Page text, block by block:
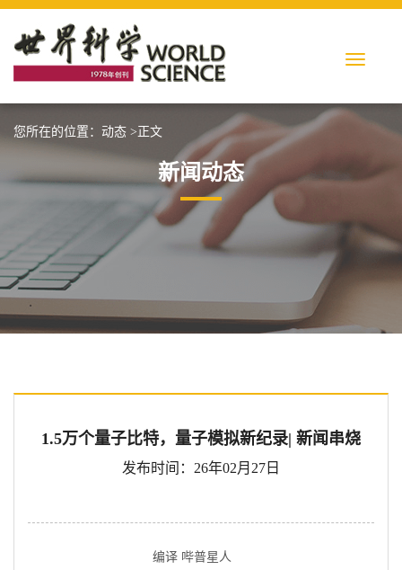
您所在的位置： 动态 >正文
新闻动态
1.5万个量子比特，量子模拟新纪录| 新闻串烧
发布时间：26年02月27日
编译 哔普星人